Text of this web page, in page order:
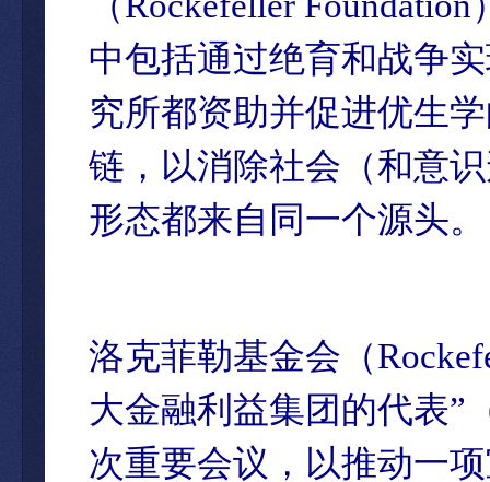
中包括通过绝育和战争
究所都资助并促进优生
链，以消除社会（和意
形态都来自同一个源头。
洛克菲勒基金会（
大金融利益集团的代表”
次重要会议，以推动一